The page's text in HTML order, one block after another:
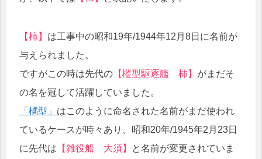
【柿】 は工事中の昭和19年/1944年12月8日に名前が
与えられました。
ですがこの時は先代の 【樅型駆逐艦 柿】 がまだそ
の名を冠して活躍していました。
「橘型」 はこのように命名された名前がまだ使われ
ているケースが時々あり、昭和20年/1945年2月23日
に先代は 【雑役船 大須】
と名前が変更されていま